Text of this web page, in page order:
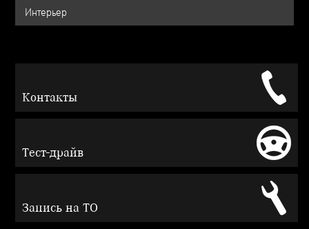
Интерьер
Контакты
Тест-драйв
Запись на ТО